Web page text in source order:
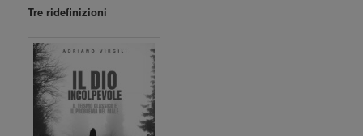
Tre ridefinizioni